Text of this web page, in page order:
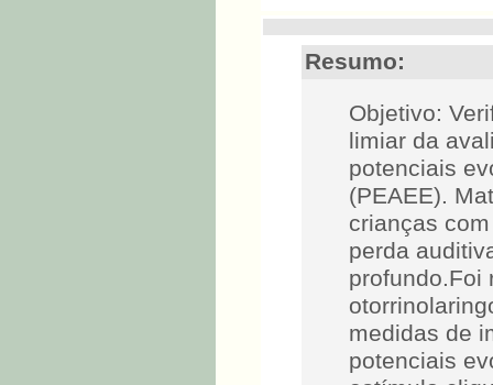
Resumo:
Objetivo:
limiar da
potenciais
(PEAEE).
crianças
perda
profundo.Foi
medidas de
potenciais